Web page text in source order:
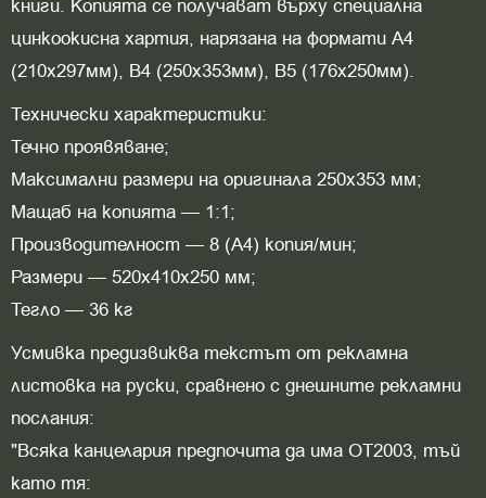
книги. Копията се получават върху специална
цинкоокисна хартия, нарязана на формати А4
(210x297мм), В4 (250x353мм), В5 (176x250мм).
Технически характеристики:
Течно проявяване;
Максимални размери на оригинала 250x353 мм;
Мащаб на копията — 1:1;
Производителност — 8 (А4) копия/мин;
Размери — 520x410x250 мм;
Тегло — 36 кг
Усмивка предизвиква текстът от рекламна
листовка на руски, сравнено с днешните рекламни
послания:
"Всяка канцелария предпочита да има ОТ2003, тъй
като тя: